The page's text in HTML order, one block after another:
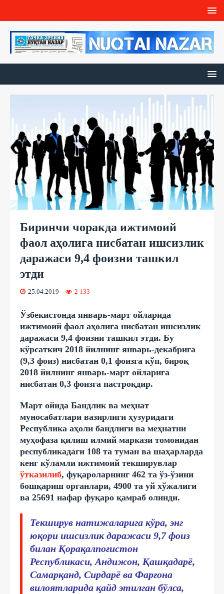
Биринчи чоракда ижтимоий
фаол аҳолига нисбатан ишсизлик
даражаси 9,4 фоизни ташкил
этди
25.04.2019 2 133
Ўзбекистонда январь-март ойларида
ижтимоий фаол аҳолига нисбатан ишсизлик
даражаси 9,4 фоизни ташкил этди. Бу
кўрсаткич 2018 йилнинг январь-декабрига
(9,3 фоиз) нисбатан 0,1 фоизга кўп, бироқ
2018 йилнинг январь-март ойларига
нисбатан 0,3 фоизга пастроқдир.
Март ойида Бандлик ва меҳнат
муносабатлари вазирлиги ҳузуридаги
Республика аҳоли бандлиги ва меҳнатни
муҳофаза қилиш илмий маркази томонидан
республикадаги 108 та туман ва шаҳарларда
кенг кўламли ижтимоий текширувлар
ўтказилиб, фуқароларнинг 462 та ўз-ўзини
бошқариш органлари, 4900 та уй хўжалиги
ва 25691 нафар фуқаро қамраб олинди.
Текширув натижаларига кўра, энг
юқори ишсизлик даражаси 9,7 фоиз
билан Қорақалпоғистон
Республикаси, Андижон, Қашқадарё,
Самарқанд, Сирдарё ва Фарғона
вилоятларида қайд этилган бўлса,